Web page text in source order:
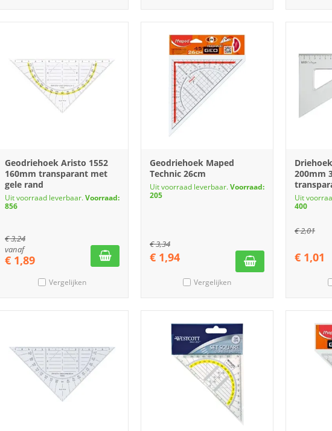
Geodriehoek Aristo 1552
160mm transparant met
gele rand
Uit voorraad leverbaar.Voorraad:
856
€3,24
vanaf
€ 1,89
Vergelijken
Geodriehoek Maped
Technic 26cm
Uit voorraad leverbaar.Voorraad:
205
€3,34
€ 1,94
Vergelijken
200mm
Uit
400
€2,01
€ 1,01